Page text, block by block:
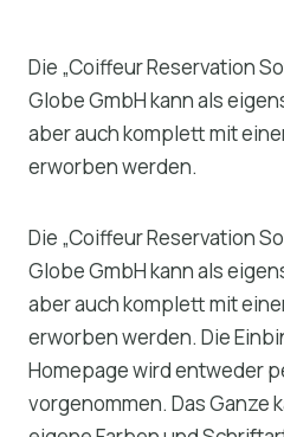
Die „Coiffeur Reservation
Globe GmbH kann als
aber auch komplett mit
erworben werden.
Die „Coiffeur Reservation
Globe GmbH kann als
aber auch komplett mit
erworben werden. Die
Homepage wird entweder
vorgenommen. Das Ganze